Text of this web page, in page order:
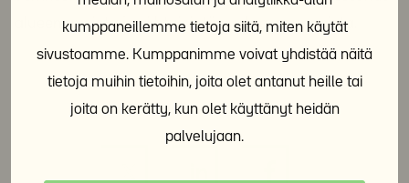
kumppaneillemme tietoja siitä, miten käytät
sivustoamme. Kumppanimme voivat yhdistää näitä
tietoja muihin tietoihin, joita olet antanut heille tai
joita on kerätty, kun olet käyttänyt heidän
palvelujaan.
alueen uusista ja viihtyisistä vuokra-asunnoista.
Jaa sosiaalisessa mediassa: